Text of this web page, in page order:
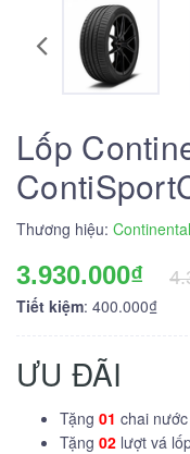
Lốp
Thương hiệu: Continental
3.930.000₫
Tiết kiệm: 400.000₫
ƯU ĐÃI
Tặng 01 chai
Tặng 02 lượt vá